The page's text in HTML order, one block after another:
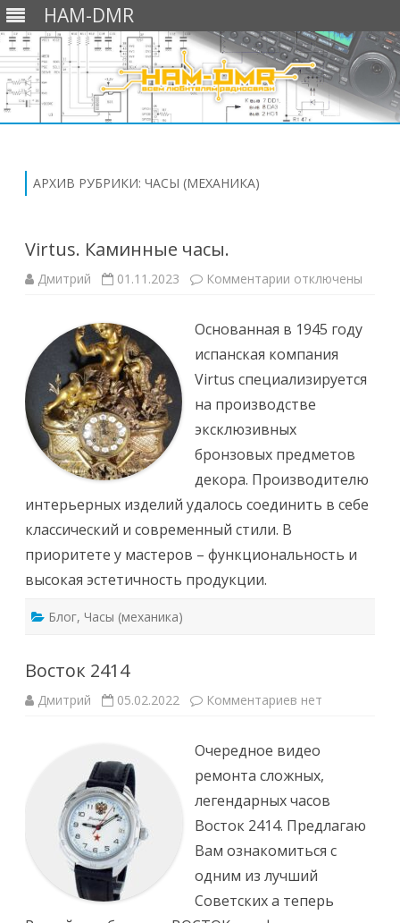
HAM-DMR
АРХИВ РУБРИКИ: ЧАСЫ (МЕХАНИКА)
Virtus. Каминные часы.
Дмитрий 01.11.2023 Комментарии к
часы.
отключены
Основанная в 1945 году
испанская компания
Virtus специализируется
на производстве
эксклюзивных
бронзовых предметов
декора. Производителю
интерьерных изделий удалось соединить в себе
классический и современный стили. В
приоритете у мастеров – функциональность и
высокая эстетичность продукции.
Блог, Часы (механика)
Восток 2414
Дмитрий 05.02.2022 Комментариев кнет
Очередное видео
ремонта сложных,
легендарных часов
Восток 2414. Предлагаю
Вам ознакомиться с
одним из лучший
Советских а теперь